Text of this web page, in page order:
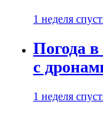
1 неделя
Погода в
с
1 неделя